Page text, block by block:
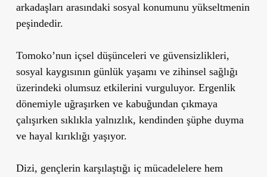
arkadaşları arasındaki sosyal konumunu yükseltmenin
peşindedir.
Tomoko’nun içsel düşünceleri ve güvensizlikleri,
sosyal kaygısının günlük yaşamı ve zihinsel sağlığı
üzerindeki olumsuz etkilerini vurguluyor. Ergenlik
dönemiyle uğraşırken ve kabuğundan çıkmaya
çalışırken sıklıkla yalnızlık, kendinden şüphe duyma
ve hayal kırıklığı yaşıyor.
Dizi, gençlerin karşılaştığı iç mücadelelere hem